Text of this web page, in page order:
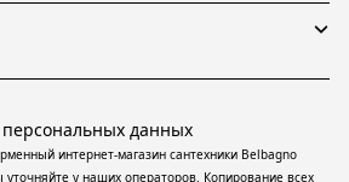
интернет-магазин сантехники Belbagno
у наших операторов. Копирование всех
данных